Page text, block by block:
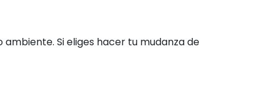
Si eliges hacer tu mudanza de